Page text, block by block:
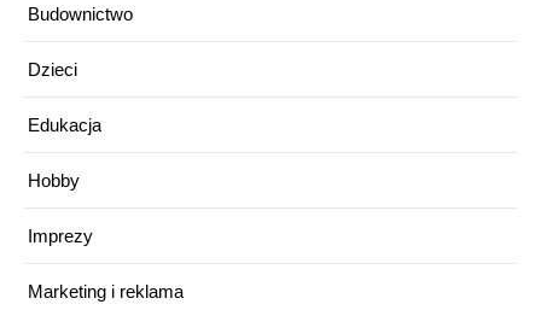
Budownictwo
Dzieci
Edukacja
Hobby
Imprezy
Marketing i reklama